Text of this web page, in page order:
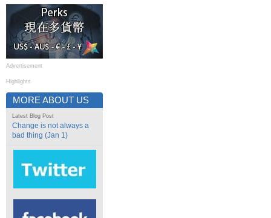
Advertisement
Highlights
MORE ABOUT US
Latest Blog Post
Change is not always a
bad thing (Jan 1)